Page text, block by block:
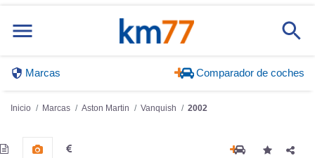
Marcas Comparador de coches
Inicio Marcas Aston Martin Vanquish 2002